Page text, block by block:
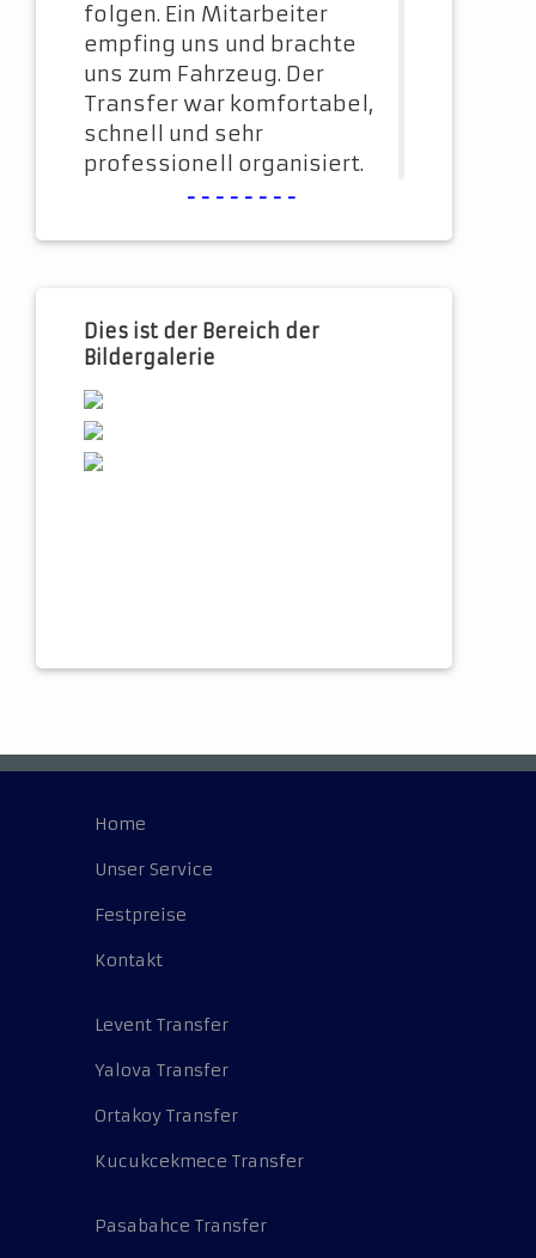
folgen. Ein Mitarbeiter
empfing uns und brachte
uns zum Fahrzeug. Der
Transfer war komfortabel,
schnell und sehr
professionell organisiert.
--------
Dies ist der Bereich der
Bildergalerie
Home
Unser Service
Festpreise
Kontakt
Levent Transfer
Yalova Transfer
Ortakoy Transfer
Kucukcekmece Transfer
Pasabahce Transfer